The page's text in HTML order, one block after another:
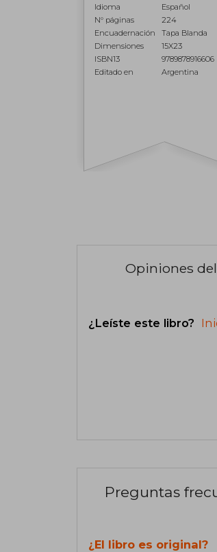
Idioma
Español
N° páginas
224
Encuadernación
Tapa Blanda
Dimensiones
15X23
ISBN13
9789878916606
Editado en
Argentina
Opiniones
¿Leíste este libro?
Preguntas
¿El libro es original?